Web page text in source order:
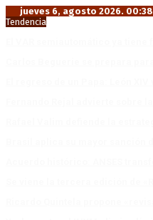
jueves 6, agosto 2026. 00:38
Tendencia